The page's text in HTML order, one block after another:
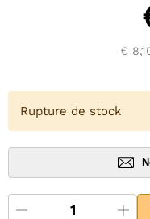
€
Rupture de stock